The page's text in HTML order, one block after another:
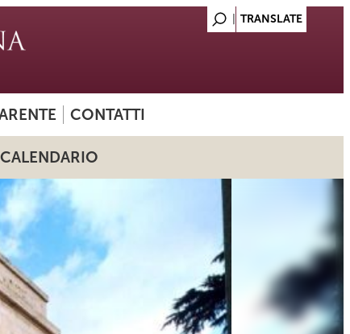
CONTATTI
CALENDARIO